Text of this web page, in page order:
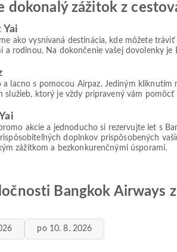
dokonalý zážitok z
ako vysnívaná destinácia, kde môžete
rodinou. Na dokončenie vašej dovolenky
lacno s pomocou Airpaz. Jediným kliknutím
ktorý je vždy pripravený vám
akcie a jednoducho si rezervujte let s
doplnkov prispôsobených
zážitkom a bezkonkurenčnými úsporami.
Bangkok Airways
po 10. 8. 2026